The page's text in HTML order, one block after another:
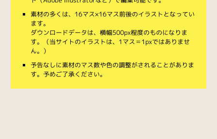
素材の多くは、16マス×16マス前後のイラストとなってい
ます。
ダウンロードデータは、横幅500px程度のものになりま
す。（当サイトのイラストは、1マス＝1pxではありませ
ん。）
予告なしに素材のマス数や色の調整がされることがありま
す。予めご了承ください。